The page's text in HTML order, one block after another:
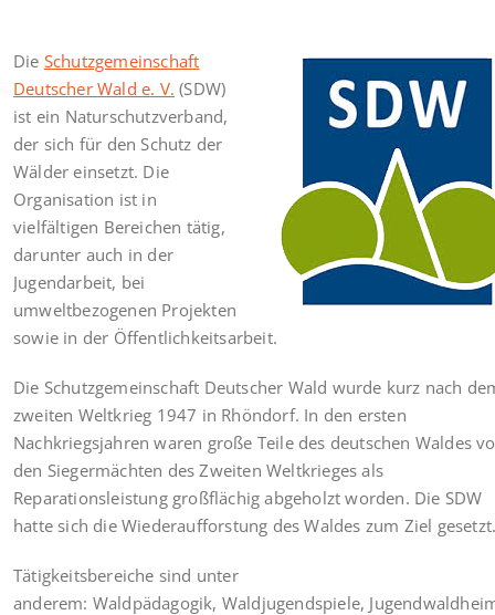
Die Schutzgemeinschaft
Deutscher Wald e. V. (SDW)
ist ein Naturschutzverband,
der sich für den Schutz der
Wälder einsetzt. Die
Organisation ist in
vielfältigen Bereichen tätig,
darunter auch in der
Jugendarbeit, bei
umweltbezogenen Projekten
sowie in der Öffentlichkeitsarbeit.
Die Schutzgemeinschaft Deutscher Wald wurde kurz nach
zweiten Weltkrieg 1947 in Rhöndorf. In den ersten
Nachkriegsjahren waren große Teile des deutschen Waldes
den Siegermächten des Zweiten Weltkrieges als
Reparationsleistung großflächig abgeholzt worden. Die SDW
hatte sich die Wiederaufforstung des Waldes zum Ziel
Tätigkeitsbereiche sind unter
anderem: Waldpädagogik, Waldjugendspiele,